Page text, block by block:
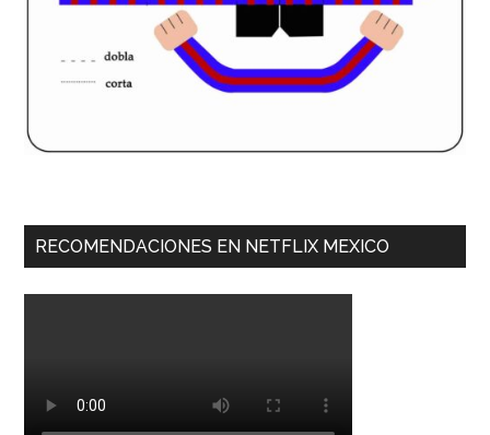
RECOMENDACIONES EN NETFLIX MEXICO